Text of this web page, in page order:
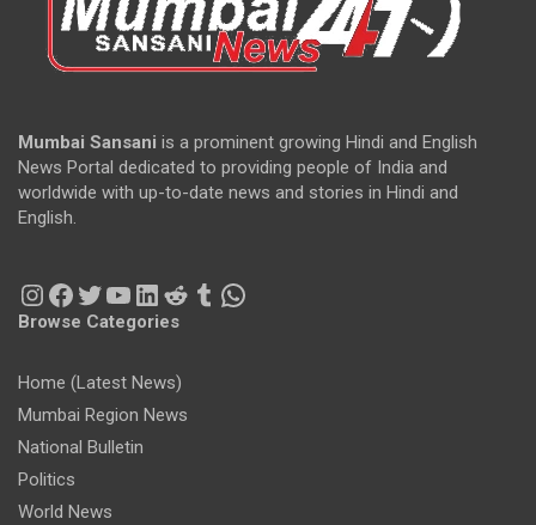
Mumbai Sansani is a prominent growing Hindi and English
News Portal dedicated to providing people of India and
worldwide with up-to-date news and stories in Hindi and
English.
Instagram
Facebook
Twitter
YouTube
LinkedIn
Reddit
Tumblr
WhatsApp
Browse Categories
Home (Latest News)
Mumbai Region News
National Bulletin
Politics
World News